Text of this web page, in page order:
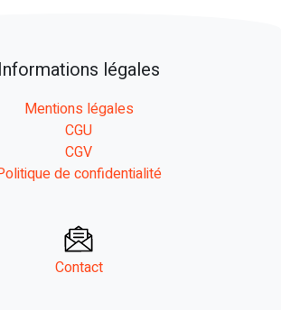
Informations légales
Mentions légales
CGU
CGV
de confidentialité
Contact